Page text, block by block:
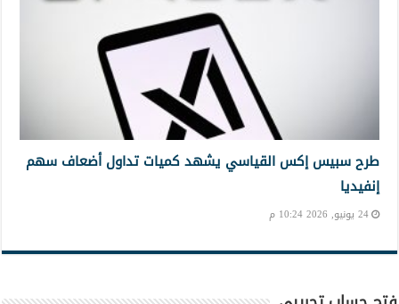
طرح سبيس إكس القياسي يشهد كميات تداول أضعاف سهم
إنفيديا
24 يونيو, 2026 10:24 م